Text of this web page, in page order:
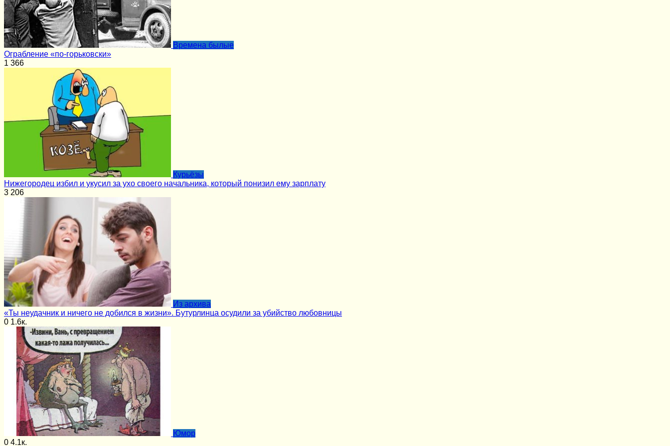
Времена былые
Ограбление «по-горьковски»
1 366
Курьёзы
Нижегородец избил и укусил за ухо своего начальника, который понизил ему зарплату
3 206
Из архива
«Ты неудачник и ничего не добился в жизни». Бутурлинца осудили за убийство любовницы
0 1.6к.
Юмор
0 4.1к.